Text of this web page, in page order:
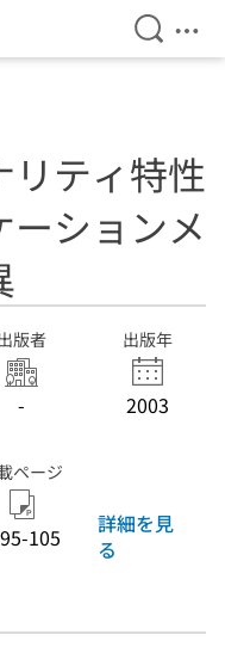
検索を
メ
リティ特性
ションメ
版者
-
出版年
2003
ページ
105
詳細を見
る